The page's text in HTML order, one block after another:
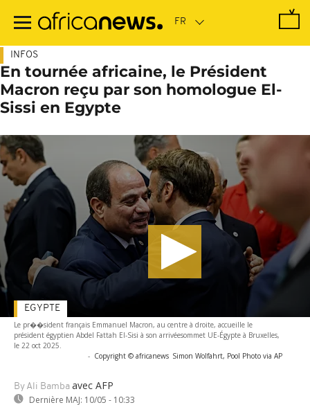
contenu
INFOS
En tournée africaine, le Président
Macron reçu par son homologue El-
Sissi en Egypte
Le pr��sident français Emmanuel Macron, au centre à droite, accueille le
président égyptien Abdel Fattah El-Sisi à son arrivéesommet UE-Égypte à Bruxelles,
le 22 oct 2025.
- Copyright © africanews Simon Wolfahrt, Pool Photo via AP
By Ali Bamba avec AFP
Dernière MAJ: 10/05 - 10:33
EGYPTE